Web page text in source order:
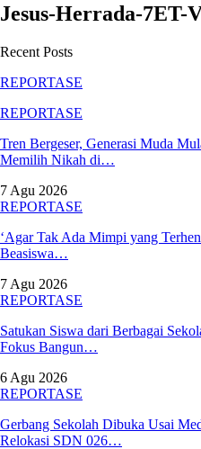
Jesus-Herrada-7ET-
Recent Posts
REPORTASE
REPORTASE
Tren Bergeser, Generasi Muda
Memilih Nikah di…
7 Agu 2026
REPORTASE
‘Agar Tak Ada Mimpi yang
Beasiswa…
7 Agu 2026
REPORTASE
Satukan Siswa dari Berbagai
Fokus Bangun…
6 Agu 2026
REPORTASE
Gerbang Sekolah Dibuka Usai
Relokasi SDN 026…